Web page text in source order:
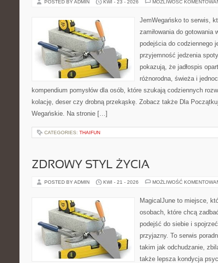
POSTED BY ADMIN KWI - 23 - 2026 MOŻLIWOŚĆ
JemWegańsko to serwis,
zamiłowania do gotowania
podejścia do codziennego
przyjemność jedzenia
pokazują, że jadłospis
różnorodna, świeża i
kompendium pomysłów dla osób, które szukają codziennych
kolację, deser czy drobną przekąskę. Zobacz także Dla
Wegańskie. Na stronie […]
CATEGORIES: THAIFUN
ZDROWY STYL ŻYCIA
POSTED BY ADMIN KWI - 21 - 2026 MOŻLIWOŚĆ
MagicalJune to miejsce,
osobach, które chcą
podejść do siebie i
przyjazny. To serwis
takim jak odchudzanie,
także lepsza kondycja